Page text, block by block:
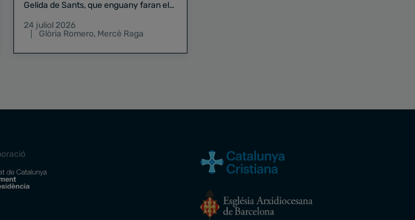
Gelida de Sants, que enguany faran el
24 juliol 2026
Glòria Romero, Mercè Raga